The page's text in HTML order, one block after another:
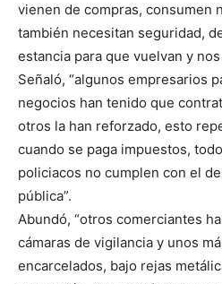
vienen de compras, consumen
también necesitan seguridad,
estancia para que vuelvan y
Señaló, “algunos empresarios
negocios han tenido que
otros la han reforzado, esto
cuando se paga impuestos,
policiacos no cumplen con el
pública”.
Abundó, “otros comerciantes
cámaras de vigilancia y unos
encarcelados, bajo rejas